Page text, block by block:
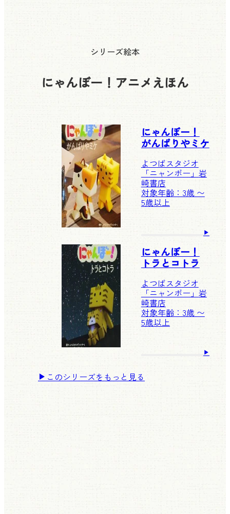
シリーズ絵本
にゃんぼー！アニメえほん
にゃんぼー！
がんばりやミケ
よつばスタジオ
「ニャンボー」 岩
崎書店
対象年齢：3歳 〜
5歳以上
にゃんぼー！
トラとコトラ
よつばスタジオ
「ニャンボー」 岩
崎書店
対象年齢：3歳 〜
5歳以上
このシリーズをもっと見る